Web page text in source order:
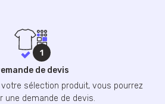
de devis
sélection produit, vous pourrez
une demande de devis.